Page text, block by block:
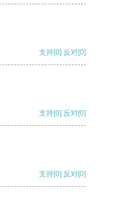
支持[0] 反对[0]
支持[0] 反对[0]
支持[0] 反对[0]